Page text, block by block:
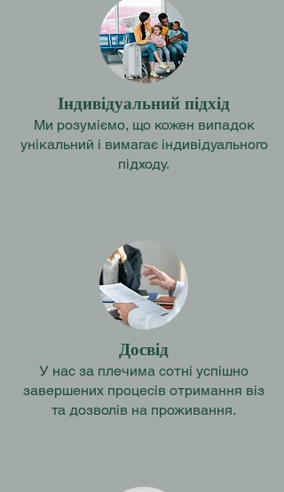
Індивідуальний підхід
Ми розуміємо, що кожен випадок
унікальний і вимагає індивідуального
підходу.
Досвід
У нас за плечима сотні успішно
завершених процесів отримання віз
та дозволів на проживання.